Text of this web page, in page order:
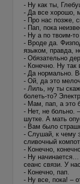
- Ну как ты,
- Да все хорошо,
- Про нас позже,
- Пап, пока
- Ну а по твоим-
- Вроде да.
языком, правда,
- Обязательно
- Конечно. Ну так
- Да нормально.
- Ой, да это
- Лиль, ну ты
болеть-то?
- Мам, пап, а это
- Нет, не больно.
шутке. А мать
- Вам было
- Слушай, к чему
сливочный
- Конечно,
- Ну начинается…
сеанс связи. У
- Конечно, пап.
- Ну все, пока! –